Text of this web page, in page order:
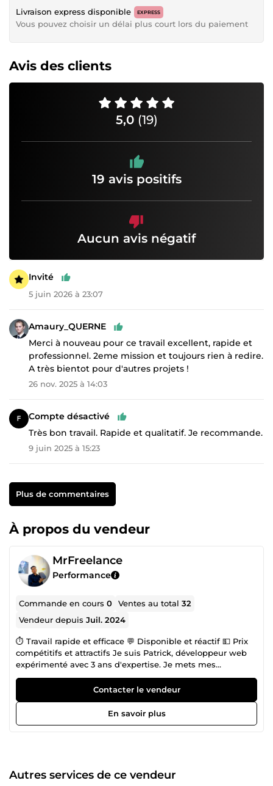
Livraison express disponible EXPRESS
Vous pouvez choisir un délai plus court lors du paiement
Avis des clients
5,0 (19)
19 avis positifs
Aucun avis négatif
Invité
5 juin 2026 à 23:07
Amaury_QUERNE
Merci à nouveau pour ce travail excellent, rapide et
professionnel. 2eme mission et toujours rien à redire.
A très bientot pour d'autres projets !
26 nov. 2025 à 14:03
Compte désactivé
Très bon travail. Rapide et qualitatif. Je recommande.
9 juin 2025 à 15:23
Plus de commentaires
À propos du vendeur
MrFreelance
Performance
Commande en cours0 Ventes au total32
Vendeur depuisJuil. 2024
⏱️ Travail rapide et efficace 💬 Disponible et réactif 💵 Prix
compétitifs et attractifs Je suis Patrick, développeur web
expérimenté avec 3 ans d'expertise. Je mets mes
compétences à votre service pour créer un site web
WordPress sur mesure qui correspond parfaitement à vos
besoins et à vos objectifs. Mes réalisations : ✅ Site web
WordPress professionnel pour mettre en valeur votre
activité et votre savoir-faire. ✅ Site vitrine tout genre pour
✅ Site WordPress type Blog pour partager vos contenus et
fidéliser votre audience. Je vous propose une approche
Contacter le vendeur
En savoir plus
Autres services de ce vendeur